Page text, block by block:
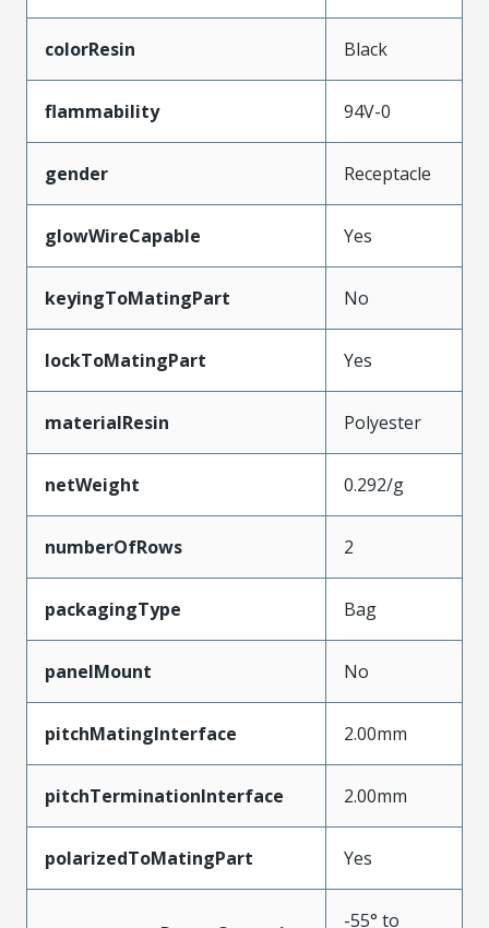
colorResin Black
flammability 94V-0
gender Receptacle
glowWireCapable Yes
keyingToMatingPart No
lockToMatingPart Yes
materialResin Polyester
netWeight 0.292/g
numberOfRows 2
packagingType Bag
panelMount No
pitchMatingInterface 2.00mm
pitchTerminationInterface 2.00mm
polarizedToMatingPart Yes
-55° to